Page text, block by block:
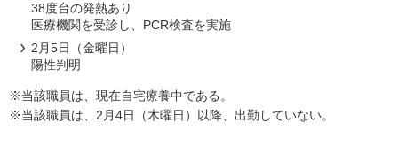
38度台の発熱あり
医療機関を受診し、PCR検査を実施
2月5日（金曜日）
陽性判明
※当該職員は、現在自宅療養中である。
※当該職員は、2月4日（木曜日）以降、出勤していない。